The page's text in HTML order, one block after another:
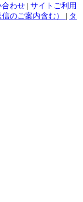
合わせ | サイトご利用
のご案内含む） | タ